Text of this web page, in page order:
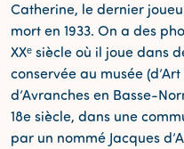
Catherine, le dernier
mort en 1933. On a des
XXᵉ siècle où il joue dans
conservée au musée
d’Avranches en Basse-
18e siècle, dans une
par un nommé Jacques